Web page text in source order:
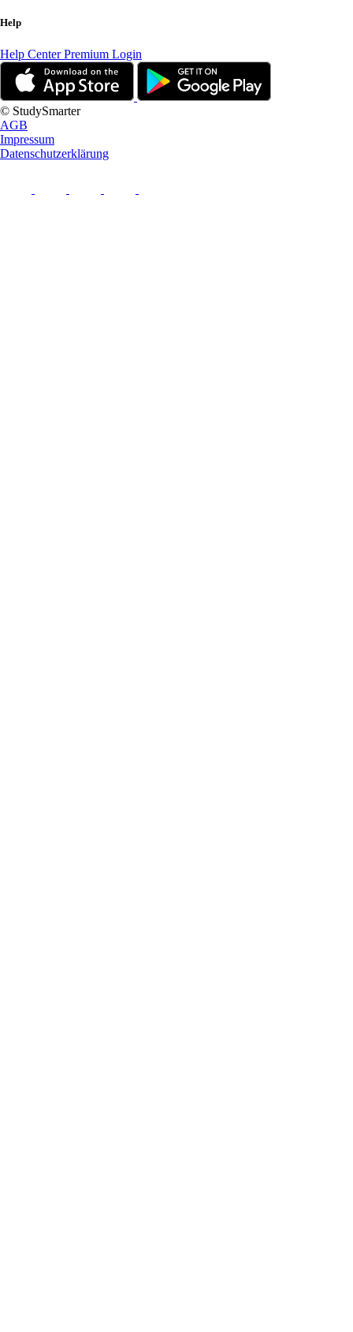
Help
Help CenterPremium Login
© StudySmarter
AGB
Impressum
Datenschutzerklärung